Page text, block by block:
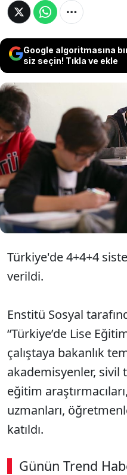
Google algoritmasına
siz seçin! Tıkla ve ekle
Millî Eğitim
Yelkenci,
başlıklı bir
yılı ile ilgili bir
mutabakat var.
Bu tür
Türkiye'de 4+4+4
verildi.
Enstitü Sosyal
“Türkiye’de Lise
çalıştaya bakanlık
akademisyenler,
eğitim
uzmanları,
katıldı.
Günün Trend